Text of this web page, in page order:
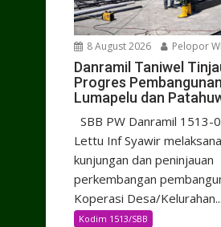
8 August 2026 Pelopor
Danramil Taniwel
Progres
Lumapelu dan
SBB PW Danramil 1513-
Lettu Inf Syawir
kunjungan dan peninjauan
perkembangan
Koperasi Desa/Kelurahan...
Kodim 1513/SBB